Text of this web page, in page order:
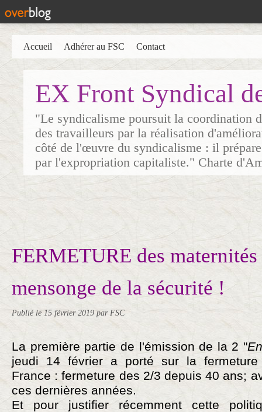
EX Front Syndical
"Le syndicalisme poursuit la coordination
des travailleurs par la réalisation
côté de l'œuvre du syndicalisme : il
par l'expropriation capitaliste." Charte
Accueil Adhérer au FSC Contact
FERMETURE des
mensonge de la sécurité !
Publié le 15 février 2019 par FSC
La première partie de l'émission de la 2 "
jeudi 14 février a porté sur la
France : fermeture des 2/3 depuis 40 ans;
ces dernières années.
Et pour justifier récemment cette